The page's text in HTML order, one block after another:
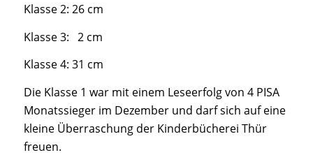
Klasse 2: 26 cm
Klasse 3: 2 cm
Klasse 4: 31 cm
Die Klasse 1 war mit einem Leseerfolg von 4 PISA
Monatssieger im Dezember und darf sich auf eine
kleine Überraschung der Kinderbücherei Thür
freuen.